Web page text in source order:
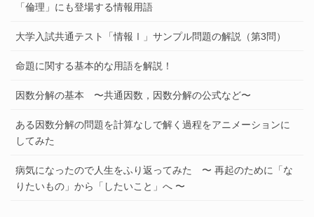
「倫理」にも登場する情報用語
大学入試共通テスト「情報Ⅰ」サンプル問題の解説（第3問）
命題に関する基本的な用語を解説！
因数分解の基本 〜共通因数，因数分解の公式など〜
ある因数分解の問題を計算なしで解く過程をアニメーションに
してみた
病気になったので人生をふり返ってみた 〜 再起のために「な
りたいもの」から「したいこと」へ 〜